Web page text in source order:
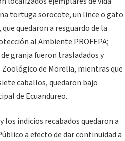
tortuga sorocote, un lince o gato
quedaron a resguardo de la
al Ambiente PROFEPA;
granja fueron trasladados y
de Morelia, mientras que
caballos, quedaron bajo
de Ecuandureo.
los indicios recabados quedaron a
a efecto de dar continuidad a